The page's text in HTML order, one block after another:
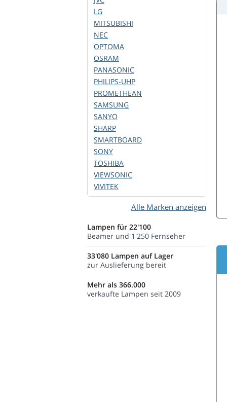
LG
MITSUBISHI
NEC
OPTOMA
OSRAM
PANASONIC
PHILIPS-UHP
PROMETHEAN
SAMSUNG
SANYO
SHARP
SMARTBOARD
SONY
TOSHIBA
VIEWSONIC
VIVITEK
Alle Marken anzeigen
Lampen für 22'100
Beamer und 1'250 Fernseher
33'080 Lampen auf Lager
zur Auslieferung bereit
Mehr als 366.000
verkaufte Lampen seit 2009